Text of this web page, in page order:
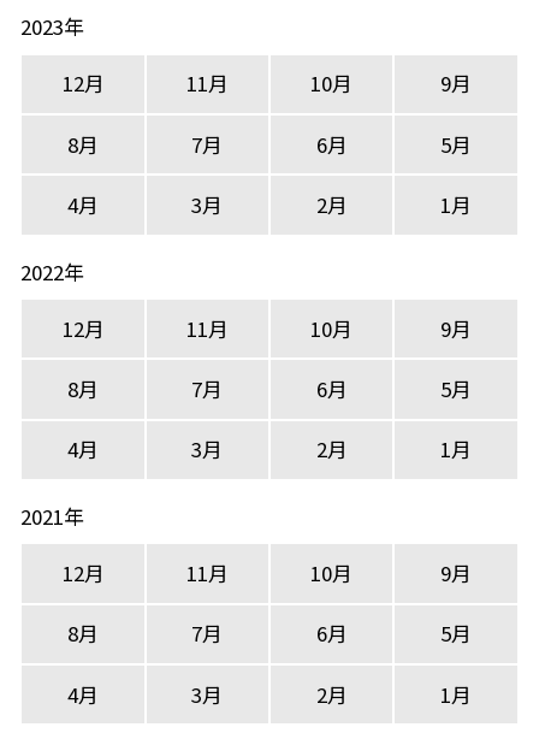
2023年
12月
11月 10月 9月
8月 7月 6月 5月
4月 3月 2月 1月
2022年
12月
11月 10月 9月
8月 7月 6月 5月
4月 3月 2月 1月
2021年
12月
11月 10月 9月
8月 7月 6月 5月
4月 3月 2月 1月